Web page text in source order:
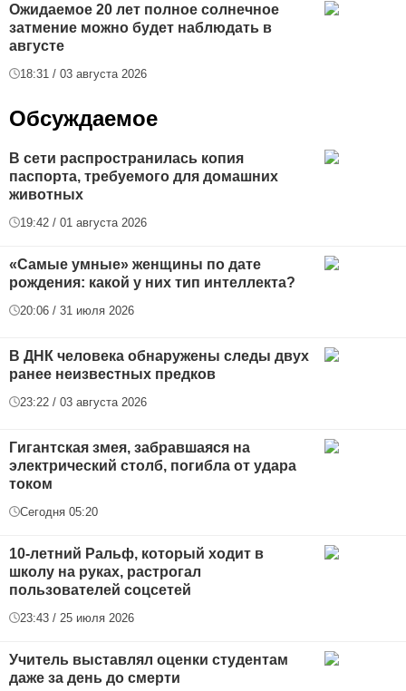
Ожидаемое 20 лет полное солнечное
затмение можно будет наблюдать в
августе
18:31 / 03 августа 2026
Обсуждаемое
В сети распространилась копия
паспорта, требуемого для домашних
животных
19:42 / 01 августа 2026
«Самые умные» женщины по дате
рождения: какой у них тип интеллекта?
20:06 / 31 июля 2026
В ДНК человека обнаружены следы двух
ранее неизвестных предков
23:22 / 03 августа 2026
Гигантская змея, забравшаяся на
электрический столб, погибла от удара
током
Сегодня 05:20
10-летний Ральф, который ходит в
школу на руках, растрогал
пользователей соцсетей
23:43 / 25 июля 2026
Учитель выставлял оценки студентам
даже за день до смерти